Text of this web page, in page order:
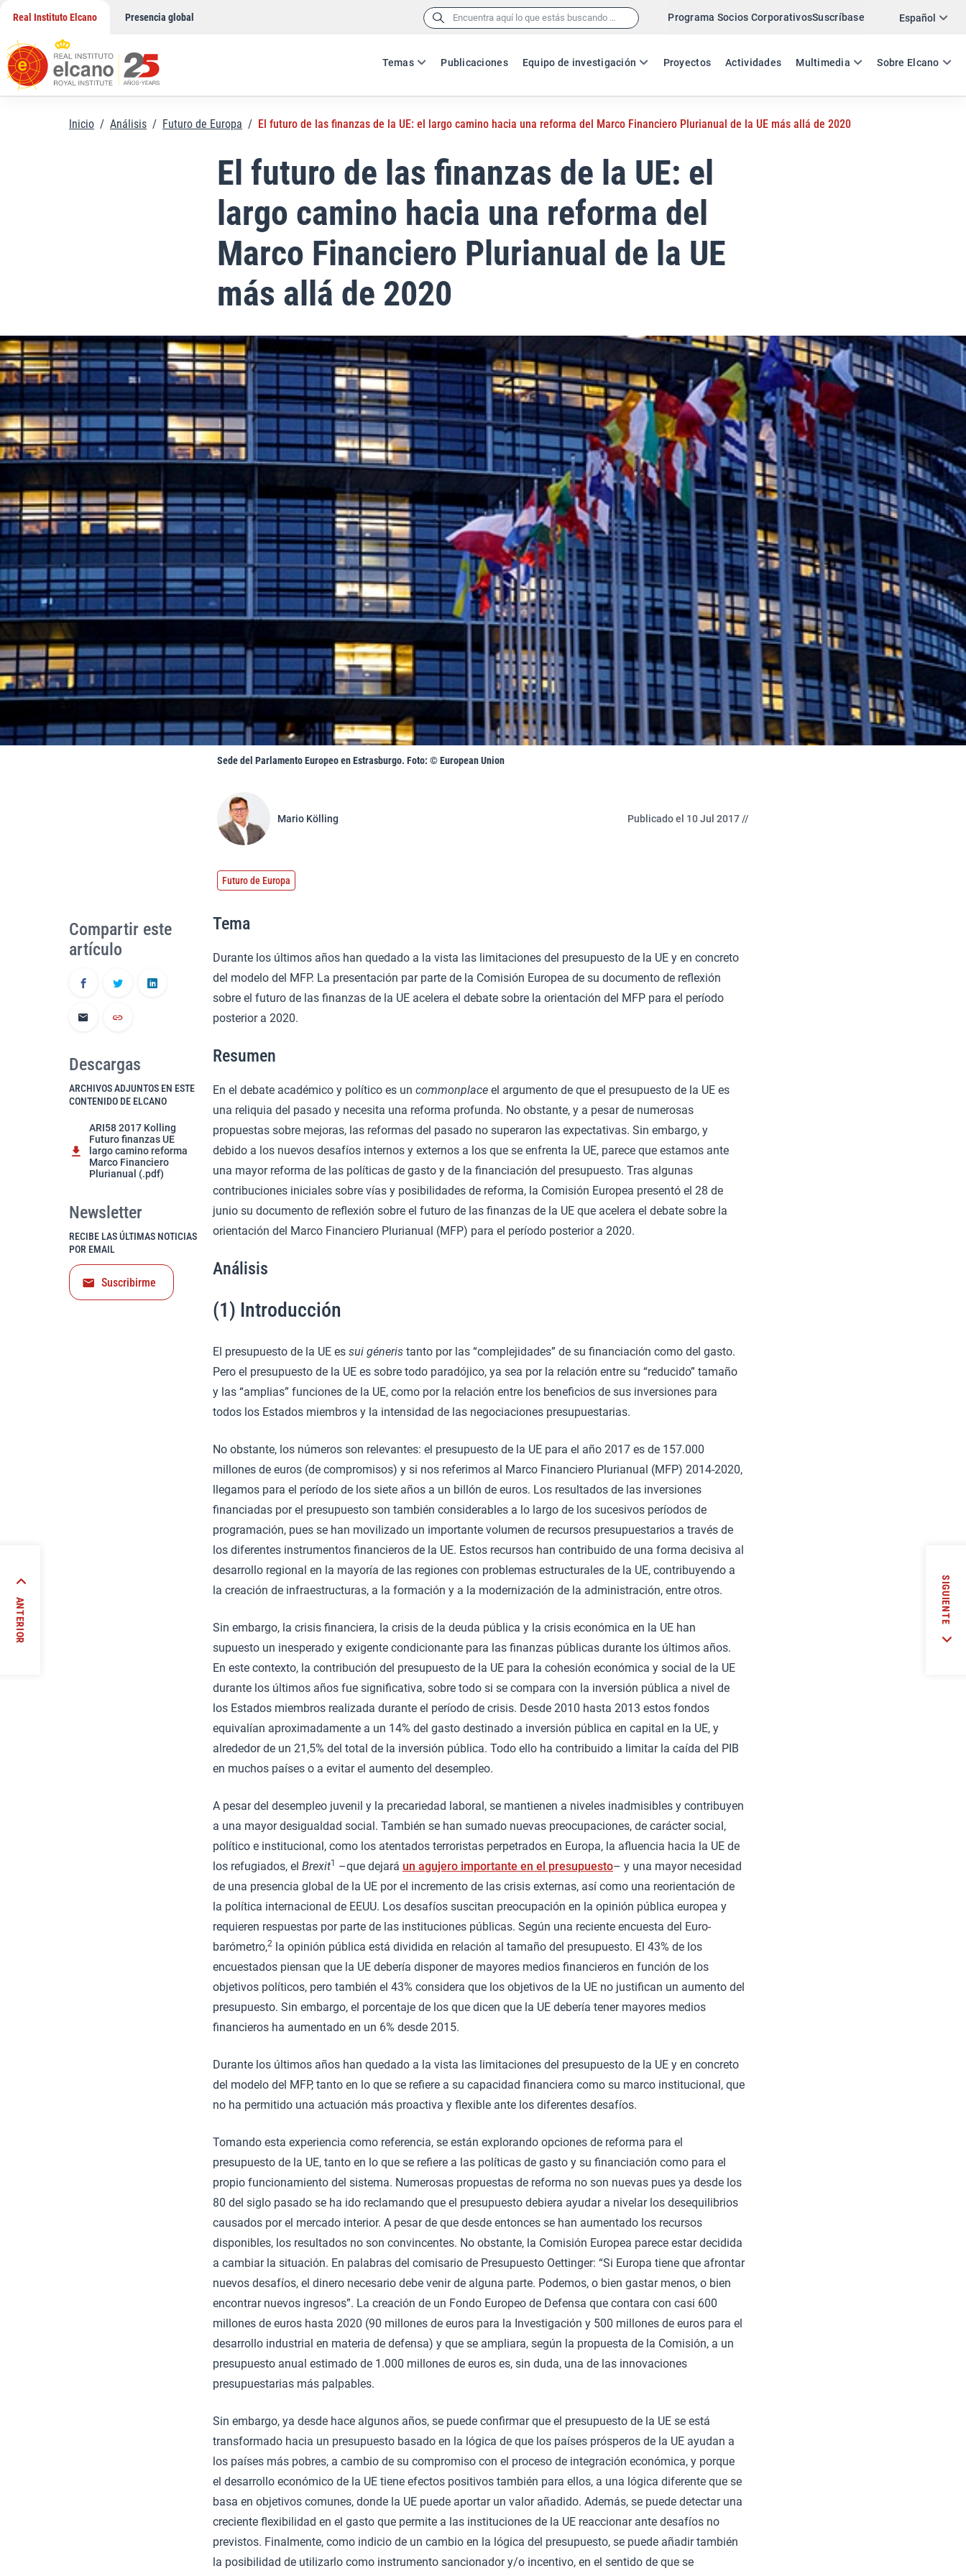
contenido
Real Instituto Elcano Presencia global Buscar: Programa Socios CorporativosSuscríbase Español
ES EN
Temas Publicaciones Equipo de investigación Proyectos Actividades Multimedia Sobre Elcano
COMPARTIR ANÁLISIS
Twitter
Inicio / Análisis / Futuro de Europa / El futuro de las finanzas de la UE: el largo camino hacia una reforma del Marco Financiero Plurianual de la UE más allá de 2020
El futuro de las finanzas de la UE: el
largo camino hacia una reforma del
Marco Financiero Plurianual de la UE
más allá de 2020
Sede del Parlamento Europeo en Estrasburgo. Foto: © European Union
Mario Kölling Publicado el 10 Jul 2017 //
Futuro de Europa
Tema
Durante los últimos años han quedado a la vista las limitaciones del presupuesto de la UE y en concreto
del modelo del MFP. La presentación par parte de la Comisión Europea de su documento de reflexión
sobre el futuro de las finanzas de la UE acelera el debate sobre la orientación del MFP para el período
posterior a 2020.
Resumen
En el debate académico y político es un commonplace el argumento de que el presupuesto de la UE es
una reliquia del pasado y necesita una reforma profunda. No obstante, y a pesar de numerosas
propuestas sobre mejoras, las reformas del pasado no superaron las expectativas. Sin embargo, y
debido a los nuevos desafíos internos y externos a los que se enfrenta la UE, parece que estamos ante
una mayor reforma de las políticas de gasto y de la financiación del presupuesto. Tras algunas
contribuciones iniciales sobre vías y posibilidades de reforma, la Comisión Europea presentó el 28 de
junio su documento de reflexión sobre el futuro de las finanzas de la UE que acelera el debate sobre la
orientación del Marco Financiero Plurianual (MFP) para el período posterior a 2020.
Análisis
(1) Introducción
El presupuesto de la UE es sui géneris tanto por las “complejidades” de su financiación como del gasto.
Pero el presupuesto de la UE es sobre todo paradójico, ya sea por la relación entre su “reducido” tamaño
y las “amplias” funciones de la UE, como por la relación entre los beneficios de sus inversiones para
todos los Estados miembros y la intensidad de las negociaciones presupuestarias.
No obstante, los números son relevantes: el presupuesto de la UE para el año 2017 es de 157.000
millones de euros (de compromisos) y si nos referimos al Marco Financiero Plurianual (MFP) 2014-2020,
llegamos para el período de los siete años a un billón de euros. Los resultados de las inversiones
financiadas por el presupuesto son también considerables a lo largo de los sucesivos períodos de
programación, pues se han movilizado un importante volumen de recursos presupuestarios a través de
los diferentes instrumentos financieros de la UE. Estos recursos han contribuido de una forma decisiva al
desarrollo regional en la mayoría de las regiones con problemas estructurales de la UE, contribuyendo a
la creación de infraestructuras, a la formación y a la modernización de la administración, entre otros.
Sin embargo, la crisis financiera, la crisis de la deuda pública y la crisis económica en la UE han
supuesto un inesperado y exigente condicionante para las finanzas públicas durante los últimos años.
En este contexto, la contribución del presupuesto de la UE para la cohesión económica y social de la UE
durante los últimos años fue significativa, sobre todo si se compara con la inversión pública a nivel de
los Estados miembros realizada durante el período de crisis. Desde 2010 hasta 2013 estos fondos
equivalían aproximadamente a un 14% del gasto destinado a inversión pública en capital en la UE, y
alrededor de un 21,5% del total de la inversión pública. Todo ello ha contribuido a limitar la caída del PIB
en muchos países o a evitar el aumento del desempleo.
A pesar del desempleo juvenil y la precariedad laboral, se mantienen a niveles inadmisibles y contribuyen
a una mayor desigualdad social. También se han sumado nuevas preocupaciones, de carácter social,
político e institucional, como los atentados terroristas perpetrados en Europa, la afluencia hacia la UE de
los refugiados, el Brexit1 –que dejará un agujero importante en el presupuesto– y una mayor necesidad
de una presencia global de la UE por el incremento de las crisis externas, así como una reorientación de
la política internacional de EEUU. Los desafíos suscitan preocupación en la opinión pública europea y
requieren respuestas por parte de las instituciones públicas. Según una reciente encuesta del Euro-
barómetro,2 la opinión pública está dividida en relación al tamaño del presupuesto. El 43% de los
encuestados piensan que la UE debería disponer de mayores medios financieros en función de los
objetivos políticos, pero también el 43% considera que los objetivos de la UE no justifican un aumento del
presupuesto. Sin embargo, el porcentaje de los que dicen que la UE debería tener mayores medios
financieros ha aumentado en un 6% desde 2015.
Durante los últimos años han quedado a la vista las limitaciones del presupuesto de la UE y en concreto
del modelo del MFP, tanto en lo que se refiere a su capacidad financiera como su marco institucional, que
no ha permitido una actuación más proactiva y flexible ante los diferentes desafíos.
Tomando esta experiencia como referencia, se están explorando opciones de reforma para el
presupuesto de la UE, tanto en lo que se refiere a las políticas de gasto y su financiación como para el
propio funcionamiento del sistema. Numerosas propuestas de reforma no son nuevas pues ya desde los
80 del siglo pasado se ha ido reclamando que el presupuesto debiera ayudar a nivelar los desequilibrios
causados por el mercado interior. A pesar de que desde entonces se han aumentado los recursos
disponibles, los resultados no son convincentes. No obstante, la Comisión Europea parece estar decidida
a cambiar la situación. En palabras del comisario de Presupuesto Oettinger: “Si Europa tiene que afrontar
nuevos desafíos, el dinero necesario debe venir de alguna parte. Podemos, o bien gastar menos, o bien
encontrar nuevos ingresos”. La creación de un Fondo Europeo de Defensa que contara con casi 600
millones de euros hasta 2020 (90 millones de euros para la Investigación y 500 millones de euros para el
desarrollo industrial en materia de defensa) y que se ampliara, según la propuesta de la Comisión, a un
presupuesto anual estimado de 1.000 millones de euros es, sin duda, una de las innovaciones
presupuestarias más palpables.
Sin embargo, ya desde hace algunos años, se puede confirmar que el presupuesto de la UE se está
transformado hacia un presupuesto basado en la lógica de que los países prósperos de la UE ayudan a
los países más pobres, a cambio de su compromiso con el proceso de integración económica, y porque
el desarrollo económico de la UE tiene efectos positivos también para ellos, a una lógica diferente que se
basa en objetivos comunes, donde la UE puede aportar un valor añadido. Además, se puede detectar una
creciente flexibilidad en el gasto que permite a las instituciones de la UE reaccionar ante desafíos no
previstos. Finalmente, como indicio de un cambio en la lógica del presupuesto, se puede añadir también
la posibilidad de utilizarlo como instrumento sancionador y/o incentivo, en el sentido de que se
Compartir este
artículo
Descargas
ARCHIVOS ADJUNTOS EN ESTE
CONTENIDO DE ELCANO
ARI58 2017 Kolling
Futuro finanzas UE
largo camino reforma
Marco Financiero
Plurianual (.pdf)
Newsletter
RECIBE LAS ÚLTIMAS NOTICIAS
POR EMAIL
Suscribirme
ANTERIOR SIGUIENTE